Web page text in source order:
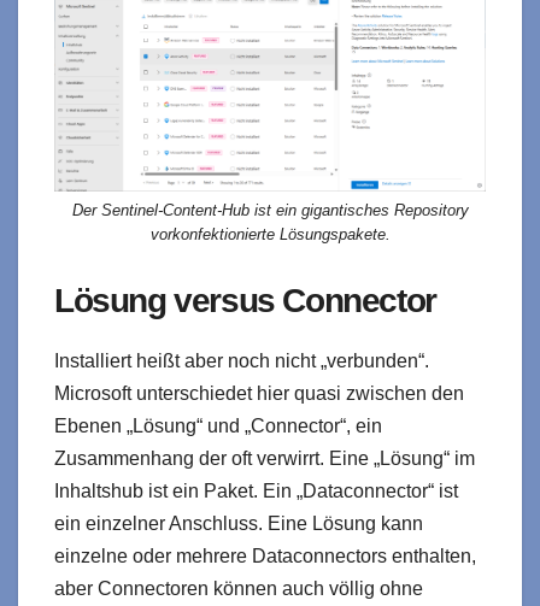
Der Sentinel-Content-Hub ist ein gigantisches Repository
vorkonfektionierte Lösungspakete.
Lösung versus Connector
Installiert heißt aber noch nicht „verbunden“.
Microsoft unterschiedet hier quasi zwischen den
Ebenen „Lösung“ und „Connector“, ein
Zusammenhang der oft verwirrt. Eine „Lösung“ im
Inhaltshub ist ein Paket. Ein „Dataconnector“ ist
ein einzelner Anschluss. Eine Lösung kann
einzelne oder mehrere Dataconnectors enthalten,
aber Connectoren können auch völlig ohne